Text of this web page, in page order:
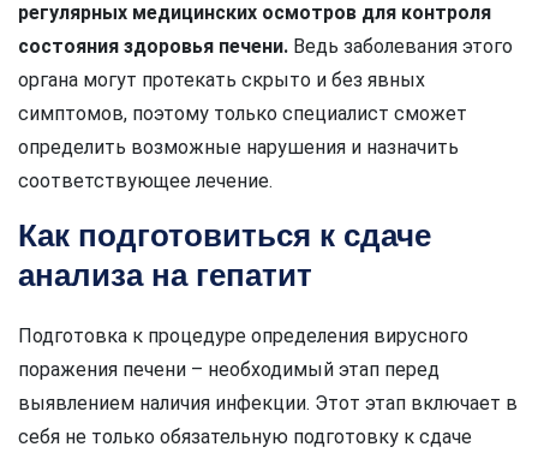
регулярных медицинских осмотров для контроля
состояния здоровья печени. Ведь заболевания этого
органа могут протекать скрыто и без явных
симптомов, поэтому только специалист сможет
определить возможные нарушения и назначить
соответствующее лечение.
Как подготовиться к сдаче
анализа на гепатит
Подготовка к процедуре определения вирусного
поражения печени – необходимый этап перед
выявлением наличия инфекции. Этот этап включает в
себя не только обязательную подготовку к сдаче